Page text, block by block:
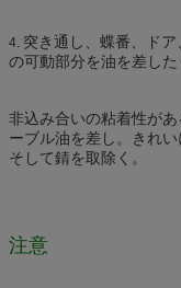
4. 突き通し、蝶番、ド
の可動部分を油を差し
非込み合いの粘着性が
ーブル油を差し。きれ
そして錆を取除く。
注意